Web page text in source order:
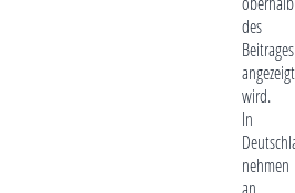
des
Beitrages
angezeigt
wird.
In
nehmen
an